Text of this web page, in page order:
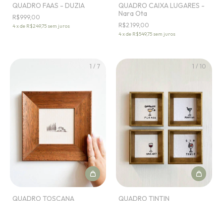
QUADRO FAAS - DUZIA
R$999,00
4xde R$249,75 sem juros
QUADRO CAIXA LUGARES -
Nara Ota
R$2.199,00
4xde R$549,75 sem juros
1 / 7
QUADRO TOSCANA
1 / 10
QUADRO TINTIN